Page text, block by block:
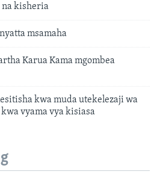
na kisheria
msamaha
Karua Kama mgombea
kwa muda utekelezaji wa
vyama vya kisiasa